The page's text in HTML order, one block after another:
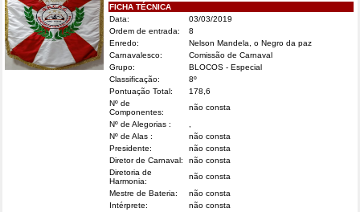
FICHA TÉCNICA
Data:
03/03/2019
Ordem de entrada:
8
Enredo:
Nelson Mandela, o Negro da paz
Carnavalesco:
Comissão de Carnaval
Grupo:
BLOCOS - Especial
Classificação:
8º
Pontuação Total:
178,6
Nº de
Componentes:
não consta
Nº de Alegorias :
Nº de Alas :
não consta
Presidente:
não consta
Diretor de Carnaval:
não consta
Diretoria de
Harmonia:
não consta
Mestre de Bateria:
não consta
Intérprete:
não consta